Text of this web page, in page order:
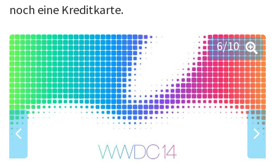
noch eine Kreditkarte.
6/10